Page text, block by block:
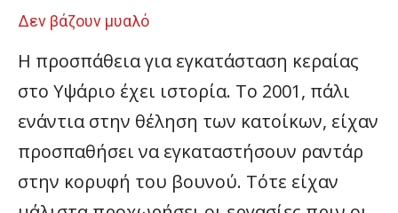
Δεν βάζουν μυαλό
Η προσπάθεια για εγκατάσταση κεραίας
στο Υψάριο έχει ιστορία. Το 2001, πάλι
ενάντια στην θέληση των κατοίκων, είχαν
προσπαθήσει να εγκαταστήσουν ραντάρ
στην κορυφή του βουνού. Τότε είχαν